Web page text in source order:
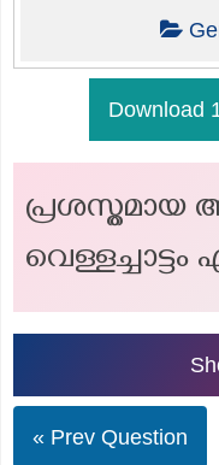
Download
പ്രശസ്തമായ
« Prev Question